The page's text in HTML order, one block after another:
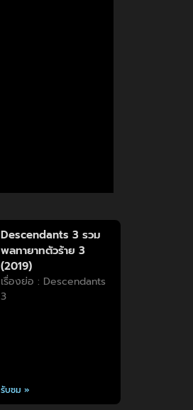
Descendants 3 รวม
พลทายาทตัวร้าย 3
(2019)
เรื่องย่อ : Descendants
3
รับชม »